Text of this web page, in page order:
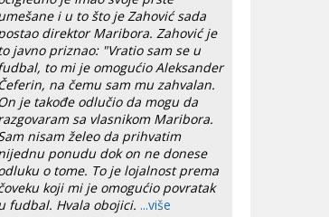
i u to što je Zahović sada
direktor Maribora. Zahović je
javno priznao: "Vratio sam se u
to mi je omogućio Aleksander
na čemu sam mu zahvalan.
je takođe odlučio da mogu da
sa vlasnikom Maribora.
nisam želeo da prihvatim
ponudu dok on ne donese
o tome. To je lojalnost prema
koji mi je omogućio povratak
fudbal. Hvala obojici. ...više